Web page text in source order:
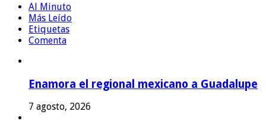
Al Minuto
Más Leído
Etiquetas
Comenta
Enamora el regional mexicano a Guadalupe
7 agosto, 2026